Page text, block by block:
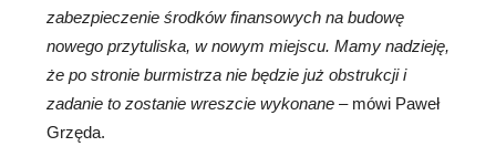
zabezpieczenie środków finansowych na budowę
nowego przytuliska, w nowym miejscu. Mamy nadzieję,
że po stronie burmistrza nie będzie już obstrukcji i
zadanie to zostanie wreszcie wykonane – mówi Paweł
Grzęda.